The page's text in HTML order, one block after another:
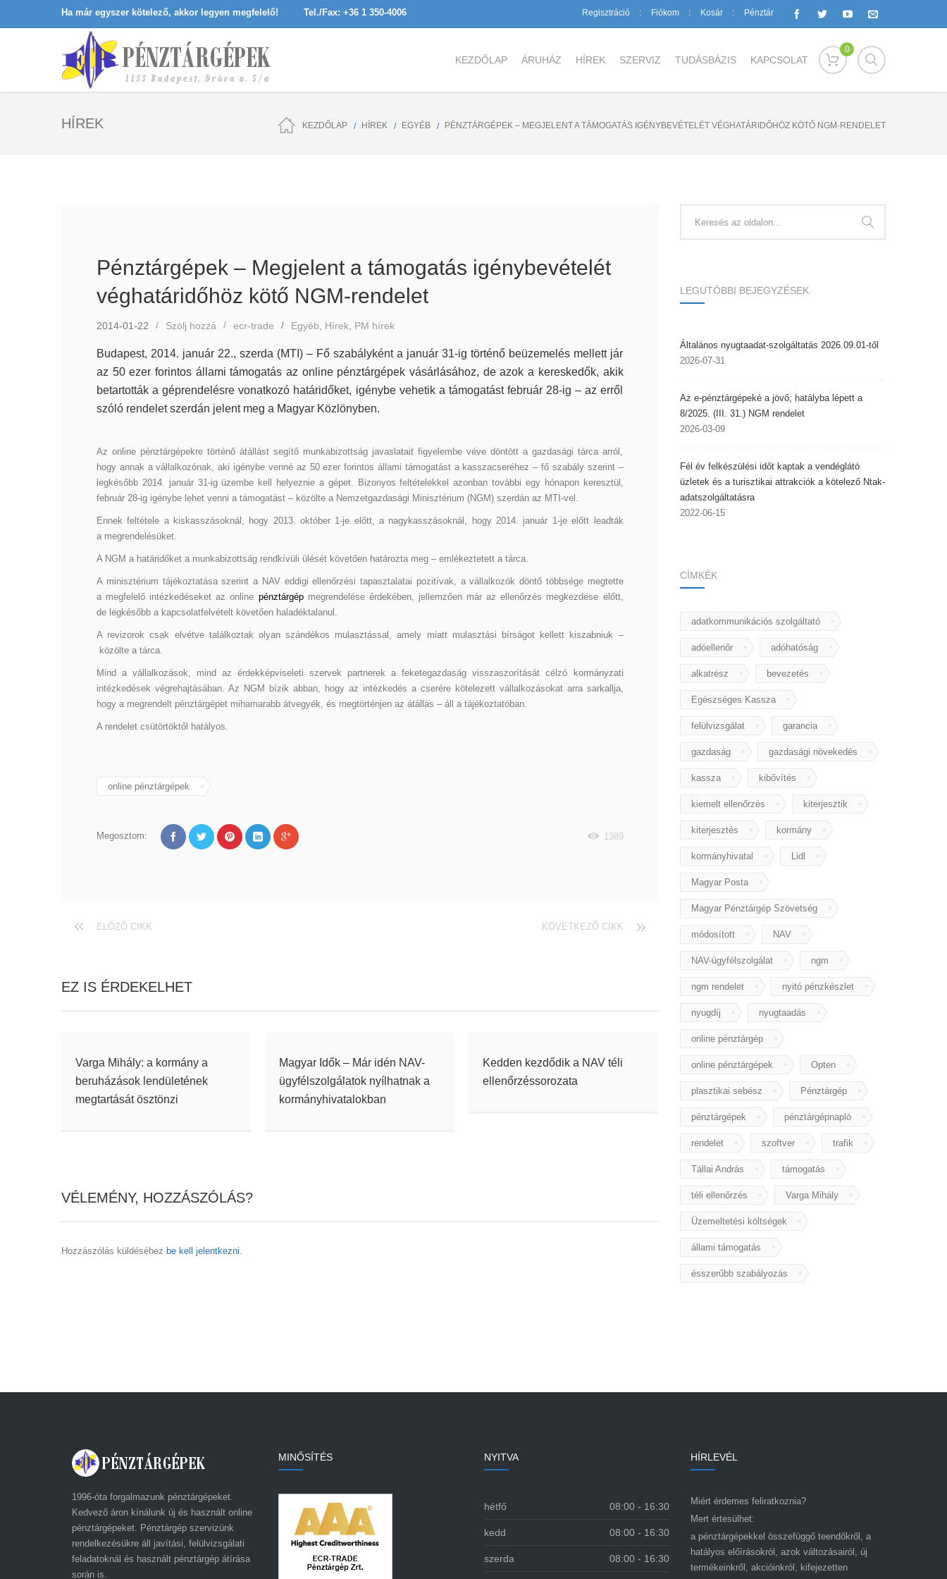
Ha már egyszer kötelező, akkor legyen megfelelő! Tel./Fax: +36 1 350-4006 Regisztráció Fiókom Kosár Pénztár
0
KEZDŐLAP ÁRUHÁZ HÍREK SZERVIZ TUDÁSBÁZIS KAPCSOLAT
HÍREK KEZDŐLAP HÍREK EGYÉB PÉNZTÁRGÉPEK – MEGJELENT A TÁMOGATÁS IGÉNYBEVÉTELÉT VÉGHATÁRIDŐHÖZ KÖTŐ NGM-RENDELET
Pénztárgépek – Megjelent a támogatás igénybevételét
véghatáridőhöz kötő NGM-rendelet
2014-01-22 Szólj hozzá ecr-trade Egyéb Hírek PM hírek
Budapest, 2014. január 22., szerda (MTI) – Fő szabályként a január 31-ig történő beüzemelés mellett jár
az 50 ezer forintos állami támogatás az online pénztárgépek vásárlásához, de azok a kereskedők, akik
betartották a géprendelésre vonatkozó határidőket, igénybe vehetik a támogatást február 28-ig – az erről
szóló rendelet szerdán jelent meg a Magyar Közlönyben.
Az online pénztárgépekre történő átállást segítő munkabizottság javaslatait figyelembe véve döntött a gazdasági tárca arról,
hogy annak a vállalkozónak, aki igénybe venné az 50 ezer forintos állami támogatást a kasszacseréhez – fő szabály szerint –
legkésőbb 2014. január 31-ig üzembe kell helyeznie a gépet. Bizonyos feltételekkel azonban további egy hónapon keresztül,
február 28-ig igénybe lehet venni a támogatást – közölte a Nemzetgazdasági Minisztérium (NGM) szerdán az MTI-vel.
Ennek feltétele a kiskasszásoknál, hogy 2013. október 1-je előtt, a nagykasszásoknál, hogy 2014. január 1-je előtt leadták
a megrendelésüket.
A NGM a határidőket a munkabizottság rendkívüli ülését követően határozta meg – emlékeztetett a tárca.
A minisztérium tájékoztatása szerint a NAV eddigi ellenőrzési tapasztalatai pozitívak, a vállalkozók döntő többsége megtette
a megfelelő intézkedéseket az online pénztárgépmegrendelése érdekében, jellemzően már az ellenőrzés megkezdése előtt,
de legkésőbb a kapcsolatfelvételt követően haladéktalanul.
A revizorok csak elvétve találkoztak olyan szándékos mulasztással, amely miatt mulasztási bírságot kellett kiszabniuk –
közölte a tárca.
Mind a vállalkozások, mind az érdekképviseleti szervek partnerek a feketegazdaság visszaszorítását célzó kormányzati
intézkedések végrehajtásában. Az NGM bízik abban, hogy az intézkedés a cserére kötelezett vállalkozásokat arra sarkallja,
hogy a megrendelt pénztárgépet mihamarabb átvegyék, és megtörténjen az átállás – áll a tájékoztatóban.
A rendelet csütörtöktől hatályos.
online pénztárgépek
Megosztom: 1389
ELŐZŐ CIKK KÖVETKEZŐ CIKK
EZ IS ÉRDEKELHET
Varga Mihály: a kormány a
beruházások lendületének
megtartását ösztönzi
Magyar Idők – Már idén NAV-
ügyfélszolgálatok nyílhatnak a
kormányhivatalokban
Kedden kezdődik a NAV téli
ellenőrzéssorozata
VÉLEMÉNY, HOZZÁSZÓLÁS?
Hozzászólás küldéséhez be kell jelentkezni.
LEGUTÓBBI BEJEGYZÉSEK
Általános nyugtaadat-szolgáltatás 2026.09.01-től
2026-07-31
Az e-pénztárgépeké a jövő; hatályba lépett a
8/2025. (III. 31.) NGM rendelet
2026-03-09
Fél év felkészülési időt kaptak a vendéglátó
üzletek és a turisztikai attrakciók a kötelező Ntak-
adatszolgáltatásra
2022-06-15
CÍMKÉK
adatkommunikációs szolgáltató
adóellenőr adóhatóság
alkatrész bevezetés
Egészséges Kassza
felülvizsgálat garancia
gazdaság gazdasági növekedés
kassza kibővítés
kiemelt ellenőrzés kiterjesztik
kiterjesztés kormány
kormányhivatal Lidl
Magyar Posta
Magyar Pénztárgép Szövetség
módosított NAV
NAV-ügyfélszolgálat ngm
ngm rendelet nyitó pénzkészlet
nyugdíj nyugtaadás
online pénztárgép
online pénztárgépek Opten
plasztikai sebész Pénztárgép
pénztárgépek pénztárgépnapló
rendelet szoftver trafik
Tállai András támogatás
téli ellenőrzés Varga Mihály
Üzemeltetési költségek
állami támogatás
ésszerűbb szabályozás
1996-óta forgalmazunk pénztárgépeket.
Kedvező áron kínálunk új és használt online
pénztárgépeket. Pénztárgép szervizünk
rendelkezésükre áll javítási, felülvizsgálati
feladatoknál és használt pénztárgép átírása
során is.
MINŐSÍTÉS NYITVA
hétfő 08:00 - 16:30
kedd 08:00 - 16:30
szerda 08:00 - 16:30
HÍRLEVÉL
Miért érdemes feliratkoznia?
Mert értesülhet:
a pénztárgépekkel összefüggő teendőkről, a
hatályos előírásokról, azok változásairól, új
termékeinkről, akcióinkról, kifejezetten